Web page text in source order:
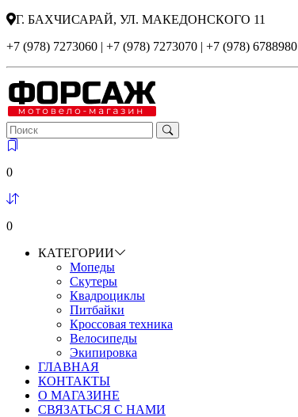
Г. БАХЧИСАРАЙ, УЛ. МАКЕДОНСКОГО 11
+7 (978) 7273060 | +7 (978) 7273070 | +7 (978) 6788980
0
0
КАТЕГОРИИ
Мопеды
Скутеры
Квадроциклы
Питбайки
Кроссовая техника
Велосипеды
Экипировка
ГЛАВНАЯ
КОНТАКТЫ
О МАГАЗИНЕ
СВЯЗАТЬСЯ С НАМИ